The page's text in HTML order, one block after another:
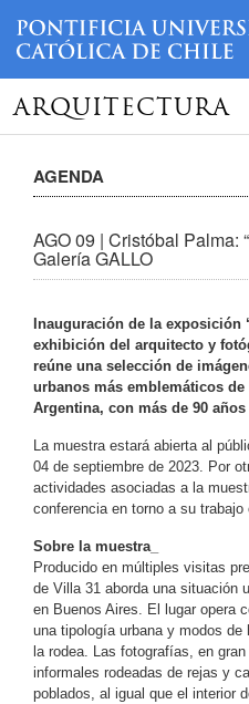
ARQUITECTURA
AGENDA
AGO 09 | Cristóbal Palma:
Galería GALLO
Inauguración de la exposición
exhibición del arquitecto y
reúne una selección de
urbanos más emblemáticos
Argentina, con más de 90
La muestra estará abierta al
04 de septiembre de 2023. Por
actividades asociadas a la
conferencia en torno a su trabajo
Sobre la muestra_
Producido en múltiples visitas
de Villa 31 aborda una situación
en Buenos Aires. El lugar opera
una tipología urbana y modos
la rodea. Las fotografías, en
informales rodeadas de rejas y
poblados, al igual que el interior